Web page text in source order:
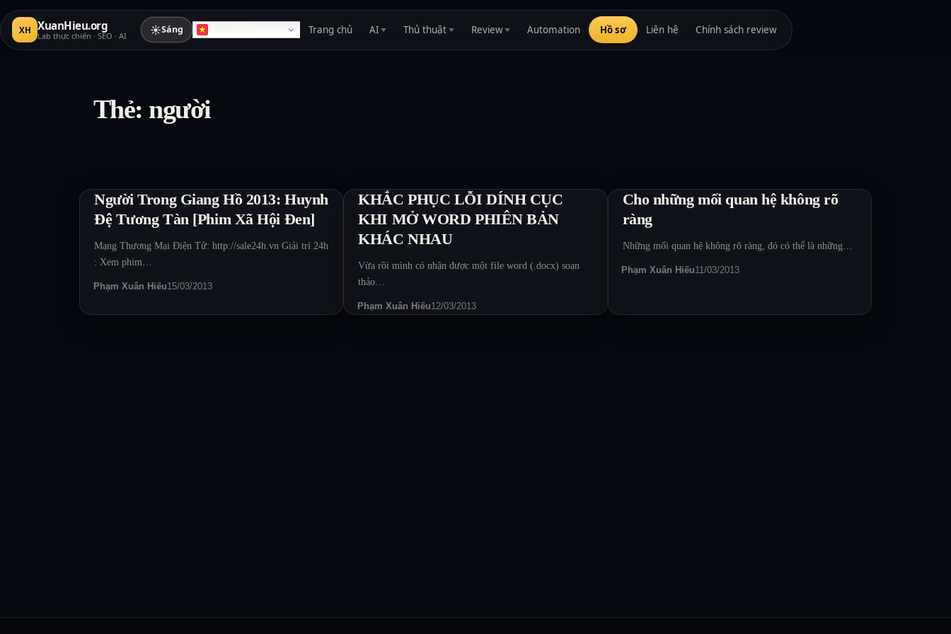
XH XuanHieu.org
Lab thực chiến · SEO · AI ☀Sáng Trang chủ AI Thủ thuật Review Automation Hồ sơ Liên hệ Chính sách review
Thẻ: người
Người Trong Giang Hồ 2013: Huynh
Đệ Tương Tàn [Phim Xã Hội Đen]
Mạng Thương Mại Điện Tử: http://sale24h.vn Giải trí 24h
: Xem phim…
Phạm Xuân Hiếu15/03/2013
KHẮC PHỤC LỖI DÍNH CỤC
KHI MỞ WORD PHIÊN BẢN
KHÁC NHAU
Vừa rồi mình có nhận được một file word (.docx) soạn
thảo…
Phạm Xuân Hiếu12/03/2013
Cho những mối quan hệ không rõ
ràng
Những mối quan hệ không rõ ràng, đó có thể là những…
Phạm Xuân Hiếu11/03/2013